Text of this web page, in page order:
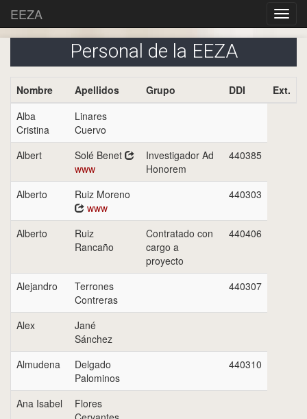
EEZA
Personal de la EEZA
Nombre Apellidos Grupo DDI
Ext.
Alba
Cristina
Linares
Cuervo
Albert
Solé Benet
www
Investigador Ad
Honorem
440385
Alberto
Ruiz Moreno
www
440303
Alberto
Ruiz
Rancaño
Contratado con
cargo a
proyecto
440406
Alejandro
Terrones
Contreras
440307
Alex
Jané
Sánchez
Almudena
Delgado
Palominos
440310
Ana Isabel
Flores